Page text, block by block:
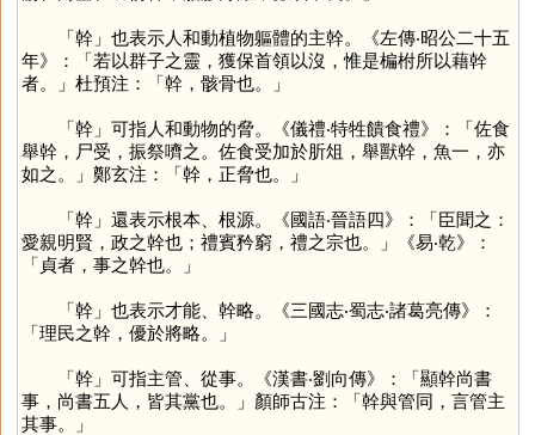
「 幹 」也表示人和動植物軀體的主幹。《左傳‧昭公二十五
年》：「若以群子之靈，獲保首領以沒，惟是楄柎所以藉幹
者。」杜預注：「幹，骸骨也。」
「 幹 」可指人和動物的脅。《儀禮‧特牲饋食禮》：「佐食
舉幹，尸受，振祭嚌之。佐食受加於肵俎，舉獸幹，魚一，亦
如之。」鄭玄注：「幹，正脅也。」
「 幹 」還表示根本、根源。《國語‧晉語四》：「臣聞之：
愛親明賢，政之幹也；禮賓矜窮，禮之宗也。」《易‧乾》：
「貞者，事之幹也。」
「 幹 」也表示才能、幹略。《三國志‧蜀志‧諸葛亮傳》：
「理民之幹，優於將略。」
「 幹 」可指主管、從事。《漢書‧劉向傳》：「顯幹尚書
事，尚書五人，皆其黨也。」顏師古注：「幹與管同，言管主
其事。」